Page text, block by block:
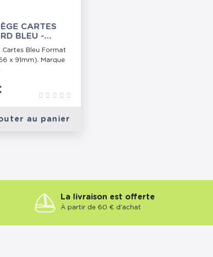
CARTES
BLEU -
Bleu Format
x 91mm). Marque
au panier
La livraison est offerte
À partir de 60 € d'achat